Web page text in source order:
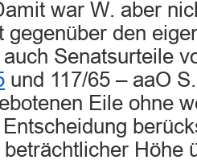
war W. aber
gegenüber den
Senatsurteile
und 117/65 – aaO
Eile ohne
Höhe